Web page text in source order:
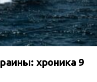
хроника 9